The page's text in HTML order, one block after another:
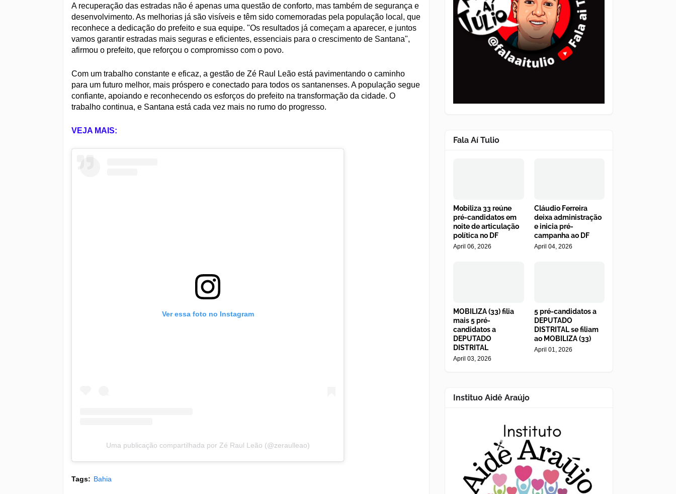
A recuperação das estradas não é apenas uma questão de conforto, mas também de segurança e
desenvolvimento. As melhorias já são visíveis e têm sido comemoradas pela população local, que
reconhece a dedicação do prefeito e sua equipe. "Os resultados já começam a aparecer, e juntos
vamos garantir estradas mais seguras e eficientes, essenciais para o crescimento de Santana",
afirmou o prefeito, que reforçou o compromisso com o povo.
Com um trabalho constante e eficaz, a gestão de Zé Raul Leão está pavimentando o caminho
para um futuro melhor, mais próspero e conectado para todos os santanenses. A população segue
confiante, apoiando e reconhecendo os esforços do prefeito na transformação da cidade. O
trabalho continua, e Santana está cada vez mais no rumo do progresso.
VEJA MAIS:
Ver essa foto no Instagram
Uma publicação compartilhada por Zé Raul Leão (@zeraulleao)
Tags: Bahia
Fala Aí Tulio
Mobiliza 33 reúne
pré-candidatos em
noite de articulação
política no DF
April 06, 2026
Cláudio Ferreira
deixa administração
e inicia pré-
campanha ao DF
April 04, 2026
MOBILIZA (33) filia
mais 5 pré-
candidatos a
DEPUTADO
DISTRITAL
April 03, 2026
5 pré-candidatos a
DEPUTADO
DISTRITAL se filiam
ao MOBILIZA (33)
April 01, 2026
Instituo Aidê Araújo